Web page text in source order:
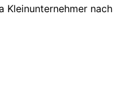
Kleinunternehmer nach